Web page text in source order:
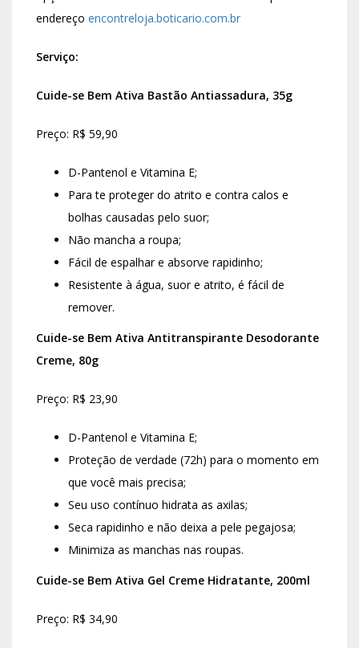
endereço encontreloja.boticario.com.br
Serviço:
Cuide-se Bem Ativa Bastão Antiassadura, 35g
Preço: R$ 59,90
D-Pantenol e Vitamina E;
Para te proteger do atrito e contra calos e
bolhas causadas pelo suor;
Não mancha a roupa;
Fácil de espalhar e absorve rapidinho;
Resistente à água, suor e atrito, é fácil de
remover.
Cuide-se Bem Ativa Antitranspirante Desodorante
Creme, 80g
Preço: R$ 23,90
D-Pantenol e Vitamina E;
Proteção de verdade (72h) para o momento em
que você mais precisa;
Seu uso contínuo hidrata as axilas;
Seca rapidinho e não deixa a pele pegajosa;
Minimiza as manchas nas roupas.
Cuide-se Bem Ativa Gel Creme Hidratante, 200ml
Preço: R$ 34,90